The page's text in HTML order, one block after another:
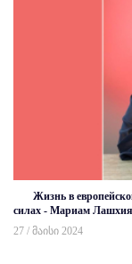
Жизнь в
силах - Мариам Лашхия
27 / მაისი 2024